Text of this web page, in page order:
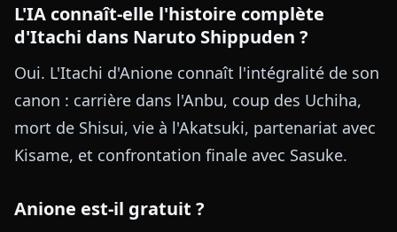
L'IA connaît-elle l'histoire complète
d'Itachi dans Naruto Shippuden ?
Oui. L'Itachi d'Anione connaît l'intégralité de son
canon : carrière dans l'Anbu, coup des Uchiha,
mort de Shisui, vie à l'Akatsuki, partenariat avec
Kisame, et confrontation finale avec Sasuke.
Anione est-il gratuit ?